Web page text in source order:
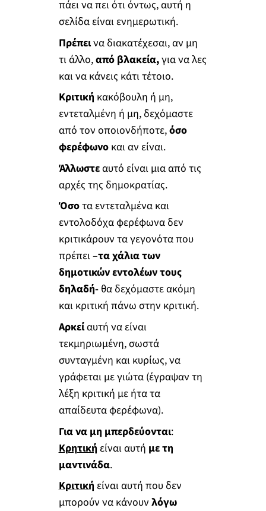
πάει να πει ότι όντως, αυτή η
σελίδα είναι ενημερωτική.
Πρέπεινα διακατέχεσαι, αν μη
τι άλλο,από βλακεία,για να λες
και να κάνεις κάτι τέτοιο.
Κριτική κακόβουλη ή μη,
εντεταλμένη ή μη, δεχόμαστε
από τον οποιονδήποτε,όσο
φερέφωνοκαι αν είναι.
Άλλωστεαυτό είναι μια από τις
αρχές της δημοκρατίας.
Όσοτα εντεταλμένα και
εντολοδόχα φερέφωνα δεν
κριτικάρουν τα γεγονότα που
πρέπει –τα χάλια των
δημοτικών εντολέωντους
δηλαδή-θα δεχόμαστε ακόμη
και κριτική πάνω στην κριτική.
Αρκείαυτή να είναι
τεκμηριωμένη, σωστά
συνταγμένη και κυρίως, να
γράφεται με γιώτα (έγραψαν τη
λέξη κριτική με ήτα τα
απαίδευτα φερέφωνα).
Για να μη μπερδεύονται:
Κρητική είναι αυτή με τη
μαντινάδα.
Κριτική είναι αυτή που δεν
μπορούν να κάνουν λόγω